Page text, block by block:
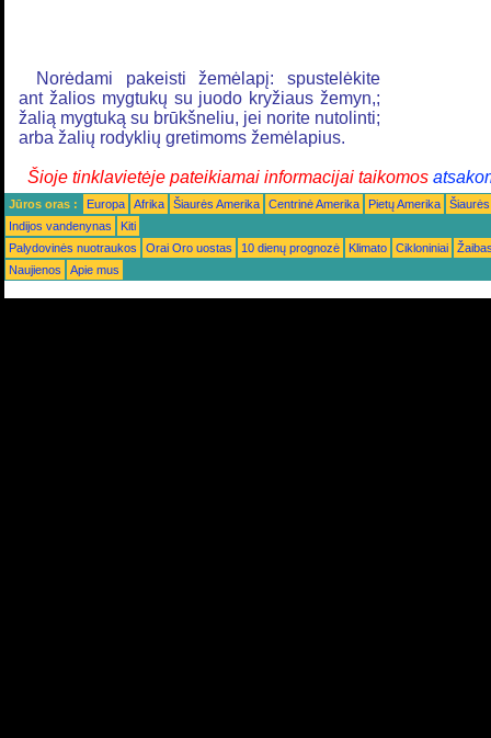
Norėdami pakeisti žemėlapį: spustelėkite
ant žalios mygtukų su juodo kryžiaus žemyn,;
žalią mygtuką su brūkšneliu, jei norite nutolinti;
arba žalių rodyklių gretimoms žemėlapius.
Šioje tinklavietėje pateikiamai informacijai taikomos
Jūros oras : Europa Afrika Šiaurės Amerika Centrinė Amerika Pietų Amerika
Indijos vandenynas
Kiti
Palydovinės nuotraukos
Orai Oro uostas 10 dienų prognozė Klimato Cikloniniai
Naujienos
Apie mus